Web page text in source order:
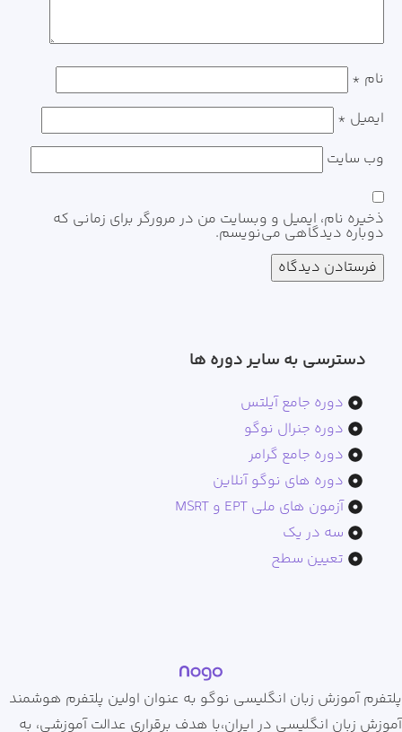
نام *
ایمیل *
وب‌ سایت
ذخیره نام، ایمیل و وبسایت من در مرورگر برای زمانی که
دوباره دیدگاهی می‌نویسم.
دسترسی به سایر دوره ها​
دوره جامع آیلتس
دوره جنرال نوگو
دوره جامع گرامر
دوره های نوگو آنلاین
آزمون های ملی EPT و MSRT
سه در یک
تعیین سطح
پلتفرم آموزش زبان انگلیسی نوگو به عنوان اولین پلتفرم هوشمند
آموزش زبان انگلیسی در ایران،با هدف برقراری عدالت آموزشی، به